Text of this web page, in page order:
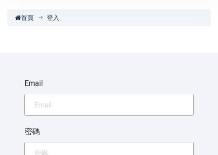
首頁 登入
Email
密碼